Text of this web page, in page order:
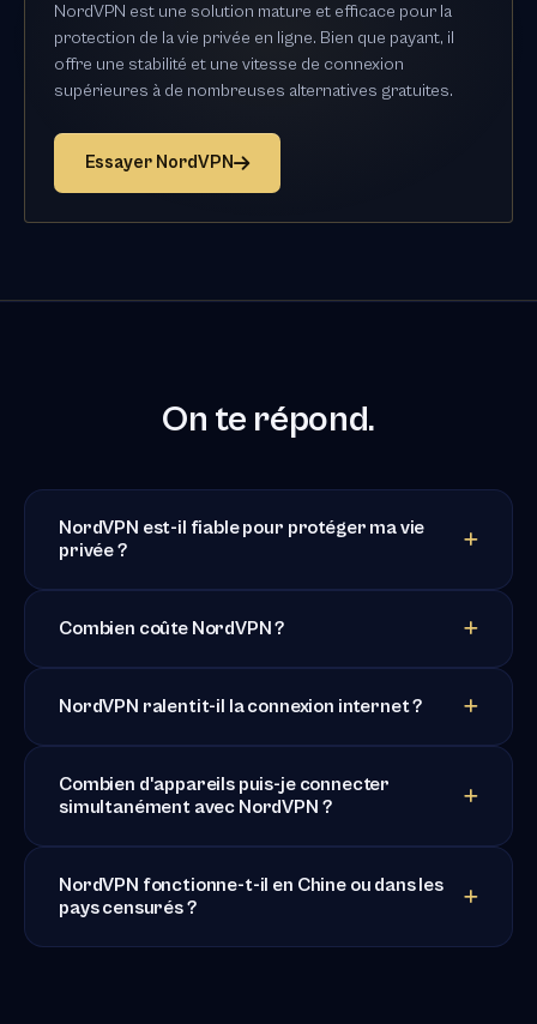
NordVPN est une solution mature et efficace pour la
protection de la vie privée en ligne. Bien que payant, il
offre une stabilité et une vitesse de connexion
supérieures à de nombreuses alternatives gratuites.
Essayer NordVPN
On te répond.
NordVPN est-il fiable pour protéger ma vie
privée ?
Combien coûte NordVPN ?
NordVPN ralentit-il la connexion internet ?
Combien d'appareils puis-je connecter
simultanément avec NordVPN ?
NordVPN fonctionne-t-il en Chine ou dans les
pays censurés ?